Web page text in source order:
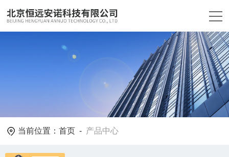
当前位置：首页 - 产品中心